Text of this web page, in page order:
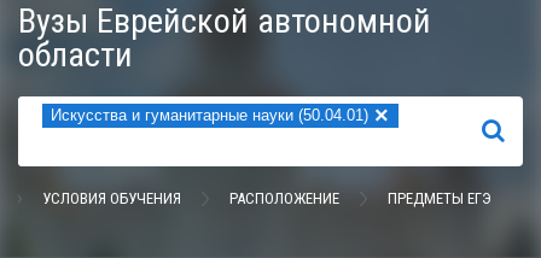
Вузы Еврейской автономной
области
Искусства и гуманитарные науки (50.04.01) ×
НАЙТИ
УСЛОВИЯ ОБУЧЕНИЯ РАСПОЛОЖЕНИЕ ПРЕДМЕТЫ ЕГЭ